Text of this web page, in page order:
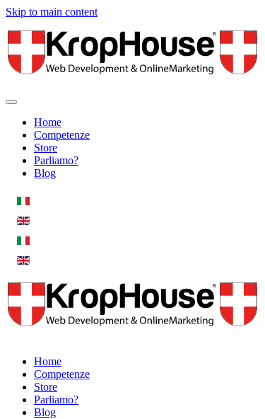
Skip to main content
Home
Competenze
Store
Parliamo?
Blog
Home
Competenze
Store
Parliamo?
Blog